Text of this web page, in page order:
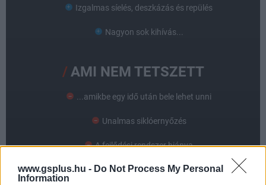
www.gsplus.hu - Do Not Process My Personal
Information
Izgalmas síelés, deszkázás és repülés
Nagyon sok kihívás...
AMI NEM TETSZETT
...amikbe egy idő után bele lehet unni
Unalmas siklóernyőzés
A fejlődési rendszer hiánya